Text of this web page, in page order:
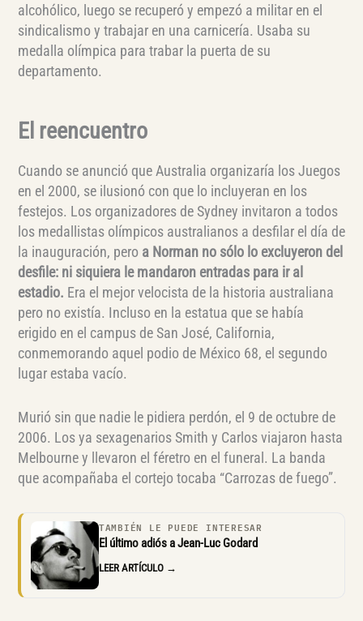
alcohólico, luego se recuperó y empezó a militar en el
sindicalismo y trabajar en una carnicería. Usaba su
medalla olímpica para trabar la puerta de su
departamento.
El reencuentro
Cuando se anunció que Australia organizaría los Juegos
en el 2000, se ilusionó con que lo incluyeran en los
festejos. Los organizadores de Sydney invitaron a todos
los medallistas olímpicos australianos a desfilar el día de
la inauguración, pero a Norman no sólo lo excluyeron del
desfile: ni siquiera le mandaron entradas para ir al
estadio. Era el mejor velocista de la historia australiana
pero no existía. Incluso en la estatua que se había
erigido en el campus de San José, California,
conmemorando aquel podio de México 68, el segundo
lugar estaba vacío.
Murió sin que nadie le pidiera perdón, el 9 de octubre de
2006. Los ya sexagenarios Smith y Carlos viajaron hasta
Melbourne y llevaron el féretro en el funeral. La banda
que acompañaba el cortejo tocaba “Carrozas de fuego”.
TAMBIÉN LE PUEDE INTERESAR
El último adiós a Jean-Luc Godard
LEER ARTÍCULO →